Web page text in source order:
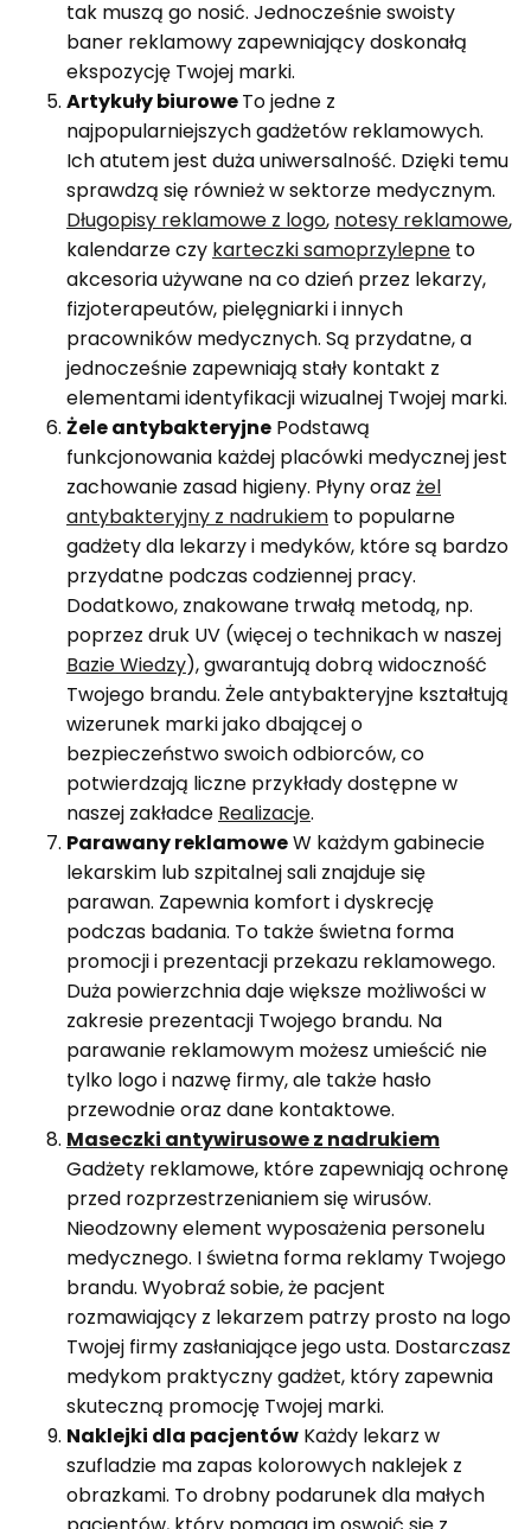
tak muszą go nosić. Jednocześnie swoisty
baner reklamowy zapewniający doskonałą
ekspozycję Twojej marki.
Artykuły biuroweTo jedne z
najpopularniejszych gadżetów reklamowych.
Ich atutem jest duża uniwersalność. Dzięki temu
sprawdzą się również w sektorze medycznym.
Długopisy reklamowe z logo, notesy reklamowe,
kalendarze czy karteczki samoprzylepne to
akcesoria używane na co dzień przez lekarzy,
fizjoterapeutów, pielęgniarki i innych
pracowników medycznych. Są przydatne, a
jednocześnie zapewniają stały kontakt z
elementami identyfikacji wizualnej Twojej marki.
Żele antybakteryjne Podstawą
funkcjonowania każdej placówki medycznej jest
zachowanie zasad higieny. Płyny oraz żel
antybakteryjny z nadrukiem to popularne
gadżety dla lekarzy i medyków, które są bardzo
przydatne podczas codziennej pracy.
Dodatkowo, znakowane trwałą metodą, np.
poprzez druk UV (więcej o technikach w naszej
Bazie Wiedzy), gwarantują dobrą widoczność
Twojego brandu. Żele antybakteryjne kształtują
wizerunek marki jako dbającej o
bezpieczeństwo swoich odbiorców, co
potwierdzają liczne przykłady dostępne w
naszej zakładce Realizacje.
Parawany reklamoweW każdym gabinecie
lekarskim lub szpitalnej sali znajduje się
parawan. Zapewnia komfort i dyskrecję
podczas badania. To także świetna forma
promocji i prezentacji przekazu reklamowego.
Duża powierzchnia daje większe możliwości w
zakresie prezentacji Twojego brandu. Na
parawanie reklamowym możesz umieścić nie
tylko logo i nazwę firmy, ale także hasło
przewodnie oraz dane kontaktowe.
Maseczki antywirusowe z nadrukiem
Gadżety reklamowe, które zapewniają ochronę
przed rozprzestrzenianiem się wirusów.
Nieodzowny element wyposażenia personelu
medycznego. I świetna forma reklamy Twojego
brandu. Wyobraź sobie, że pacjent
rozmawiający z lekarzem patrzy prosto na logo
Twojej firmy zasłaniające jego usta. Dostarczasz
medykom praktyczny gadżet, który zapewnia
skuteczną promocję Twojej marki.
Naklejki dla pacjentów Każdy lekarz w
szufladzie ma zapas kolorowych naklejek z
obrazkami. To drobny podarunek dla małych